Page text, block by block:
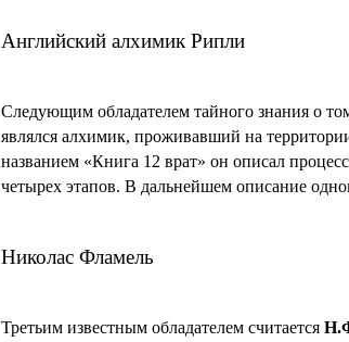
Английский алхимик Рипли
Следующим обладателем тайного знания о
являлся алхимик, проживавший на
названием «Книга 12 врат» он описал
четырех этапов. В дальнейшем описание
Николас Фламель
Третьим известным обладателем считается